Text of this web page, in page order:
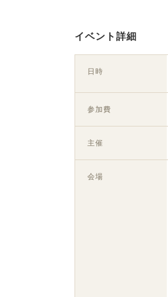
イベント詳細
日時
参加費
主催
会場